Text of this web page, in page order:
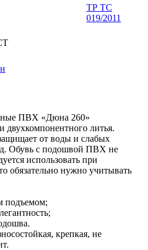
ТР ТС
019/2011
ПВХ «Дюна 260»
двухкомпонентного литья.
от воды и слабых
Обувь с подошвой ПВХ не
использовать при
обязательно нужно учитывать
подъемом;
крепкая, не